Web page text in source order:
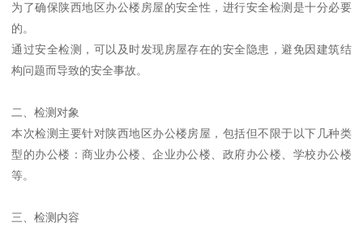
为了确保陕西地区办公楼房屋的安全性，进行安全检测是十分必要
的。
通过安全检测，可以及时发现房屋存在的安全隐患，避免因建筑结
构问题而导致的安全事故。
二、检测对象
本次检测主要针对陕西地区办公楼房屋，包括但不限于以下几种类
型的办公楼：商业办公楼、企业办公楼、政府办公楼、学校办公楼
等。
三、检测内容